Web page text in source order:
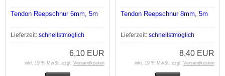
Tendon Reepschnur 6mm, 5m
Lieferzeit: schnellstmöglich
6,10 EUR
inkl. 19 % MwSt. zzgl. Versandkosten
Tendon Reepschnur 8mm, 5m
Lieferzeit: schnellstmöglich
8,40 EUR
inkl. 19 % MwSt. zzgl. Versandkosten